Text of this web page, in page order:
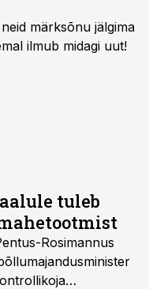
märksõnu jälgima
ilmub midagi uut!
tuleb
Rosimannus